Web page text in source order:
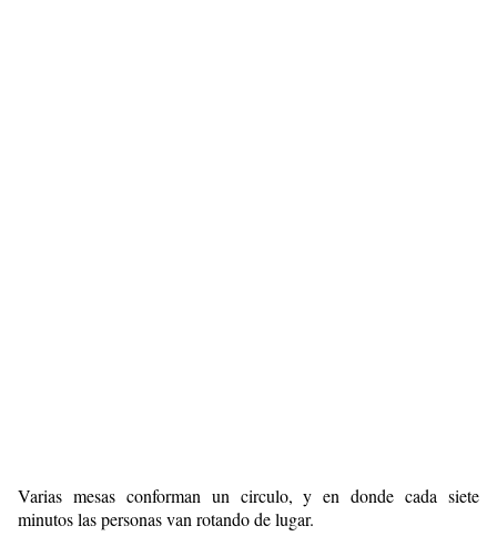
Varias mesas conforman un circulo, y en donde cada siete
minutos las personas van rotando de lugar.